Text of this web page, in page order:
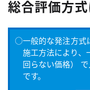
総合評価方
○一般的な発注方式
施工方法により、
回らない価格）
です。